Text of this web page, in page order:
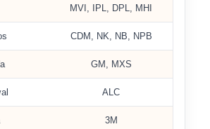
MVI, IPL, DPL, MHI
CDM, NK, NB, NPB
GM, MXS
ALC
3M